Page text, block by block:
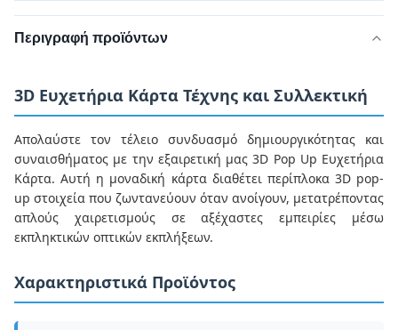
Περιγραφή προϊόντων
3D Ευχετήρια Κάρτα Τέχνης και Συλλεκτική
Απολαύστε τον τέλειο συνδυασμό δημιουργικότητας και
συναισθήματος με την εξαιρετική μας 3D Pop Up Ευχετήρια
Κάρτα. Αυτή η μοναδική κάρτα διαθέτει περίπλοκα 3D pop-
up στοιχεία που ζωντανεύουν όταν ανοίγουν, μετατρέποντας
απλούς χαιρετισμούς σε αξέχαστες εμπειρίες μέσω
εκπληκτικών οπτικών εκπλήξεων.
Χαρακτηριστικά Προϊόντος